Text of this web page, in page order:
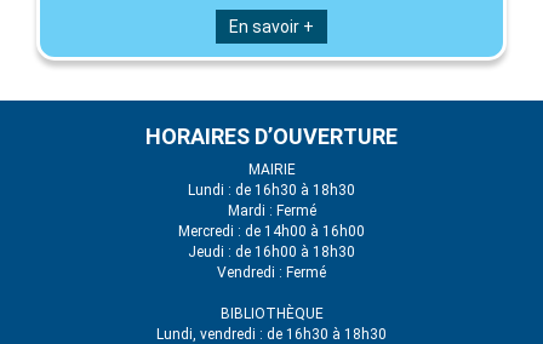
En savoir +
HORAIRES D’OUVERTURE
MAIRIE
Lundi : de 16h30 à 18h30
Mardi : Fermé
Mercredi : de 14h00 à 16h00
Jeudi : de 16h00 à 18h30
Vendredi : Fermé
BIBLIOTHÈQUE
Lundi, vendredi : de 16h30 à 18h30